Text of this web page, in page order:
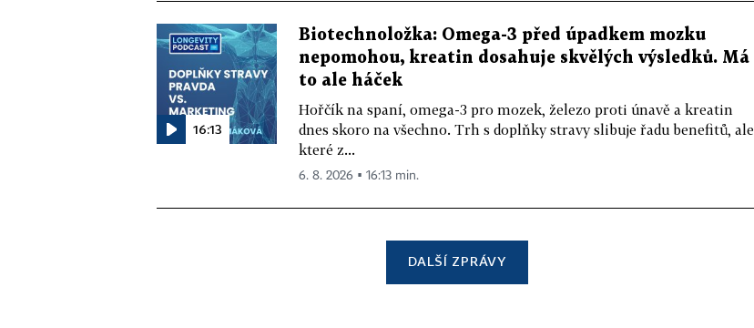
16:13
Biotechnoložka: Omega-3 před úpadkem mozku
nepomohou, kreatin dosahuje skvělých výsledků. Má
to ale háček
Hořčík na spaní, omega-3 pro mozek, železo proti únavě a kreatin
dnes skoro na všechno. Trh s doplňky stravy slibuje řadu benefitů, ale
které z...
6. 8. 2026 ▪ 16:13 min.
DALŠÍ ZPRÁVY